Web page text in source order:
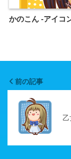
かのこん -アイコ
前の記事
乙